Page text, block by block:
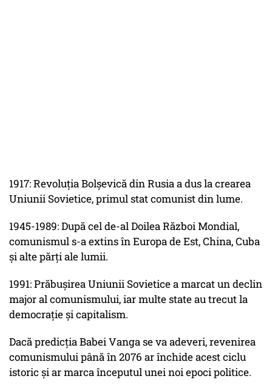
1917: Revoluția Bolșevică din Rusia a dus la crearea
Uniunii Sovietice, primul stat comunist din lume.
1945-1989: După cel de-al Doilea Război Mondial,
comunismul s-a extins în Europa de Est, China, Cuba
și alte părți ale lumii.
1991: Prăbușirea Uniunii Sovietice a marcat un declin
major al comunismului, iar multe state au trecut la
democrație și capitalism.
Dacă predicția Babei Vanga se va adeveri, revenirea
comunismului până în 2076 ar închide acest ciclu
istoric și ar marca începutul unei noi epoci politice.